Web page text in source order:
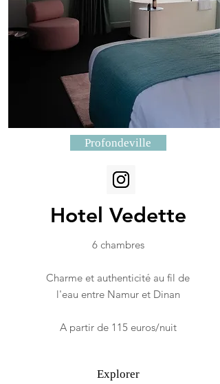
Profondeville
Hotel Vedette
6 chambres
Charme et authenticité au fil de
l'eau entre Namur et Dinan
A partir de 115 euros/nuit
Explorer